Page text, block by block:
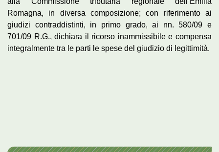
Romagna, in diversa composizione; con riferimento ai
giudizi contraddistinti, in primo grado, ai nn. 580/09 e
701/09 R.G., dichiara il ricorso inammissibile e compensa
integralmente tra le parti le spese del giudizio di legittimità.